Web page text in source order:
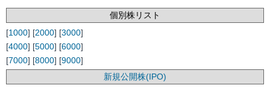
個別株リスト
[1000] [2000] [3000]
[4000] [5000] [6000]
[7000] [8000] [9000]
新規公開株(IPO)